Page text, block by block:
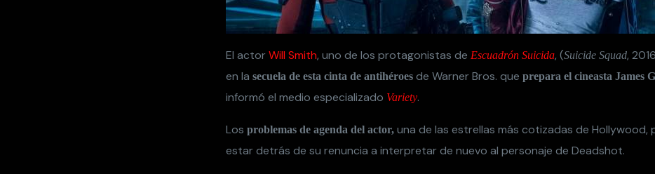
El actorWill Smith, uno de los protagonistas de Escuadrón Suicida, (Suicide Squad,
en la secuela de esta cinta de antihéroes de Warner Bros. que prepara el cineasta James
informó el medio especializado Variety.
Los problemas de agenda del actor, una de las estrellas más cotizadas de Hollywood,
estar detrás de su renuncia a interpretar de nuevo al personaje de Deadshot.